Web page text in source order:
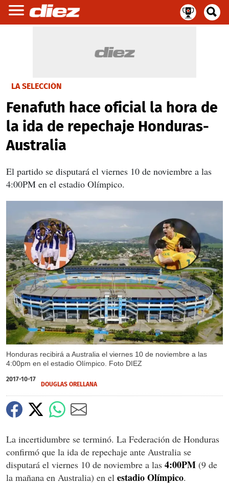
LA SELECCIÓN
Fenafuth hace oficial la hora de
la ida de repechaje Honduras-
Australia
El partido se disputará el viernes 10 de noviembre a las
4:00PM en el estadio Olímpico.
Honduras recibirá a Australia el viernes 10 de noviembre a las
4:00pm en el estadio Olímpico. Foto DIEZ
X
2017-10-17
DOUGLAS ORELLANA
La incertidumbre se terminó. La Federación de Honduras
confirmó que la ida de repechaje ante Australia se
disputará el viernes 10 de noviembre a las 4:00PM (9 de
la mañana en Australia) en el estadio Olímpico.